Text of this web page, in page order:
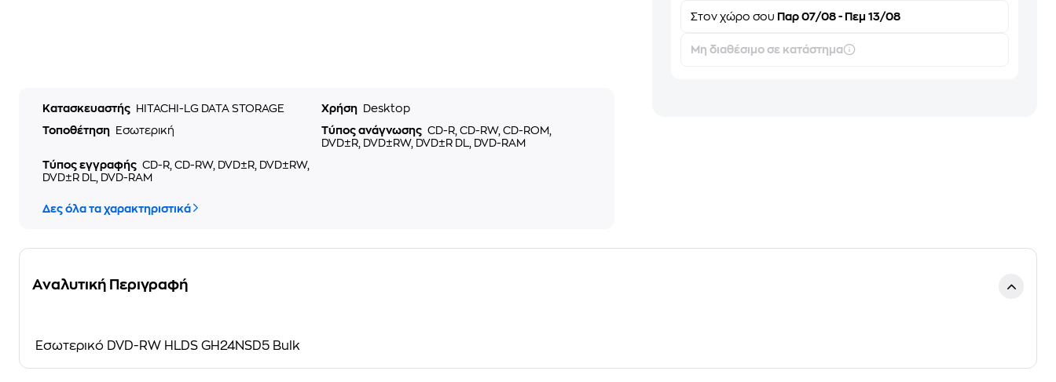
Κατασκευαστής HITACHI-LG DATA STORAGE Χρήση
Desktop
Τοποθέτηση
Εσωτερική Τύπος ανάγνωσης CD-R, CD-RW, CD-ROM,
DVD±R, DVD±RW, DVD±R DL, DVD-RAM
Τύπος εγγραφής CD-R, CD-RW, DVD±R, DVD±RW,
DVD±R DL, DVD-RAM
Δες όλα τα χαρακτηριστικά
Στονχώρο σου Παρ 07/08 - Πεμ 13/08
Μη διαθέσιμο σε κατάστημα
Αναλυτική Περιγραφή
Εσωτερικό DVD-RW HLDS GH24NSD5 Bulk